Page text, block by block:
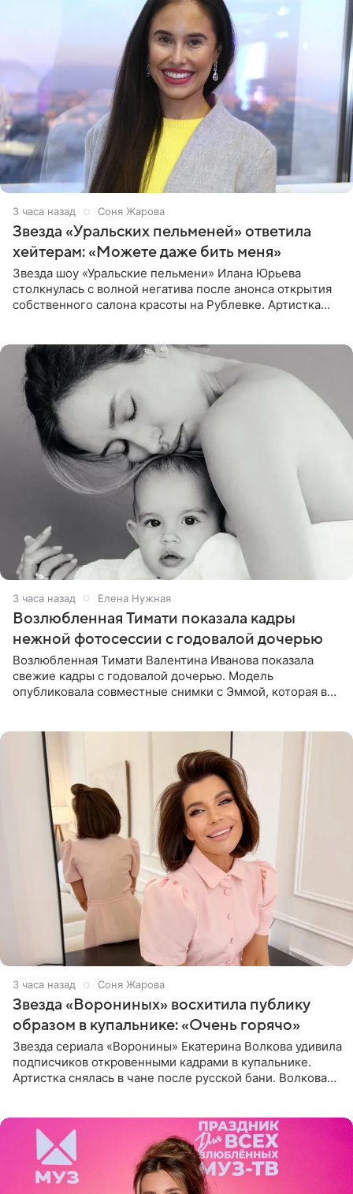
3 часа назад Соня Жарова
Звезда «Уральских пельменей» ответила
хейтерам: «Можете даже бить меня»
Звезда шоу «Уральские пельмени» Илана Юрьева
столкнулась с волной негатива после анонса открытия
собственного салона красоты на Рублевке. Артистка
3 часа назад Елена Нужная
Возлюбленная Тимати показала кадры
нежной фотосессии с годовалой дочерью
Возлюбленная Тимати Валентина Иванова показала
свежие кадры с годовалой дочерью. Модель
опубликовала совместные снимки с Эммой, которая в
3 часа назад Соня Жарова
Звезда «Ворониных» восхитила публику
образом в купальнике: «Очень горячо»
Звезда сериала «Воронины» Екатерина Волкова удивила
подписчиков откровенными кадрами в купальнике.
Артистка снялась в чане после русской бани. Волкова